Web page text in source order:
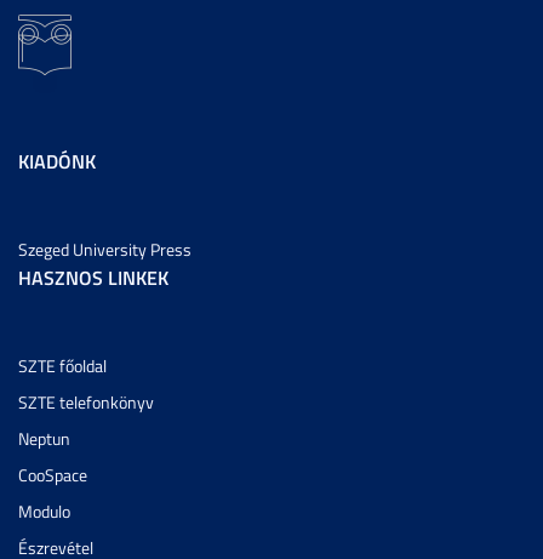
KIADÓNK
Szeged University Press
HASZNOS LINKEK
SZTE főoldal
SZTE telefonkönyv
Neptun
CooSpace
Modulo
Észrevétel